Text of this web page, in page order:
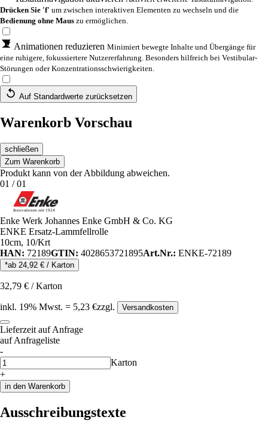
Drücken Sie 'f' um zwischen interaktiven Elementen zu wechseln und die
Bedienung ohne Maus zu ermöglichen.
Animationen reduzieren Minimiert bewegte Inhalte und Übergänge für
eine ruhigere, fokussiertere Nutzererfahrung. Besonders hilfreich bei Vestibular-
Störungen oder Konzentrationsschwierigkeiten.
Auf Standardwerte zurücksetzen
Warenkorb Vorschau
schließen
Zum Warenkorb
Produkt kann von der Abbildung abweichen.
01 /01
Enke Werk Johannes Enke GmbH & Co. KG
ENKE Ersatz-Lammfellrolle
10cm, 10/Krt
HAN: 72189GTIN: 4028653721895Art.Nr.: ENKE-72189
*ab 24,92 € / Karton
32,79 € /Karton
inkl. 19% Mwst. = 5,23 €zzgl. Versandkosten
Lieferzeit auf Anfrage
auf Anfrageliste
-
Anzahl
Karton
+
in den Warenkorb
Ausschreibungstexte